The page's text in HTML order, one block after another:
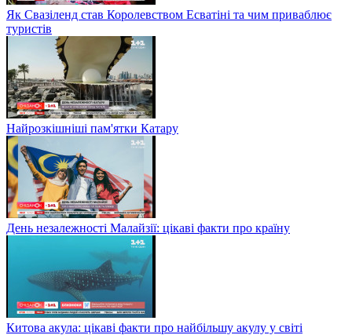
Як Свазіленд став Королевством Есватіні та чим приваблює
туристів
Найрозкішніші пам'ятки Катару
День незалежності Малайзії: цікаві факти про країну
Китова акула: цікаві факти про найбільшу акулу у світі